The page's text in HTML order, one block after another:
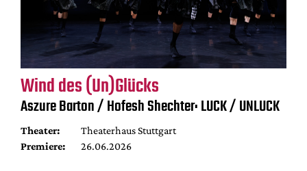
Wind des (Un)Glücks
Aszure Barton / Hofesh Shechter: LUCK / UNLUCK
Theater:
Theaterhaus Stuttgart
Premiere:
26.06.2026